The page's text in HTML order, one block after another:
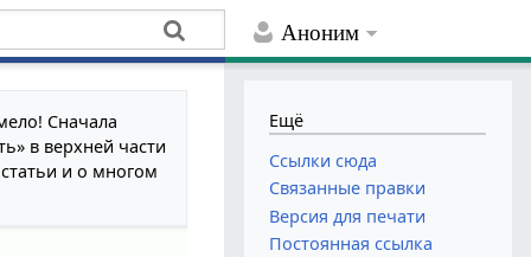
Аноним
Сначала
в верхней части
и о многом
Ещё
Ссылки сюда
Связанные правки
Версия для печати
Постоянная ссылка